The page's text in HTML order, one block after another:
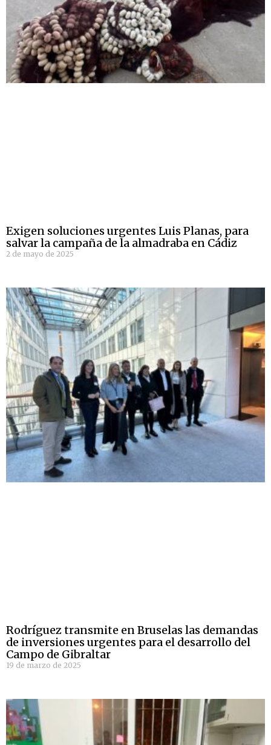
Exigen soluciones urgentes Luis Planas, para
salvar la campaña de la almadraba en Cádiz
2 de mayo de 2025
Rodríguez transmite en Bruselas las demandas
de inversiones urgentes para el desarrollo del
Campo de Gibraltar
19 de marzo de 2025